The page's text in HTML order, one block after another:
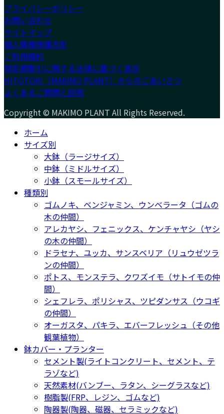
プライバシーポリシー
お問い合わせ
サイトマップ
個人情報保護方針
ご利用規約
特定商取引に関する法律に基づく表示
HITOTOKI（MAKIMO PLANT）からのごあいさつ
よくあるご質問と回答
Copyright © MAKIMO PLANT All Rights Reserved.
ホーム
サイズ別
大鉢（ラージサイズ）
中鉢（ミドルサイズ）
小鉢（スモールサイズ）
種類別
ゴムノキ、ベンジャミン、ウンベラータ（ゴムの
木の仲間）
アレカヤシ、フェニックス、ケンチャヤシ（ヤシ
の木の仲間）
ドラセナ、ユッカ、サンスベリア（リュウゼツラ
ンの仲間）
ポトス、モンステラ、クワズイモ（サトイモの仲
間）
シェフレラ、ポリシャス、ツピダンサス（ウコギ
の仲間）
オーガスタ、パキラ、エバーフレッシュ（その他
観葉植物）
鉢カバー・プランター
セメント製(ライトコンクリート、セメント、テ
ラゾなど)
天然素材(バンブー、ラタン、シーグラスなど)
樹脂製(FRP、レジン、ゴムなど)
陶器製(陶器、磁器、セラミックなど)